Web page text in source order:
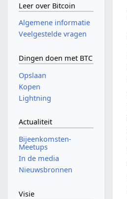
Leer over Bitcoin
Algemene informatie
Veelgestelde vragen
Dingen doen met BTC
Opslaan
Kopen
Lightning
Actualiteit
Bijeenkomsten-
Meetups
In de media
Nieuwsbronnen
Visie